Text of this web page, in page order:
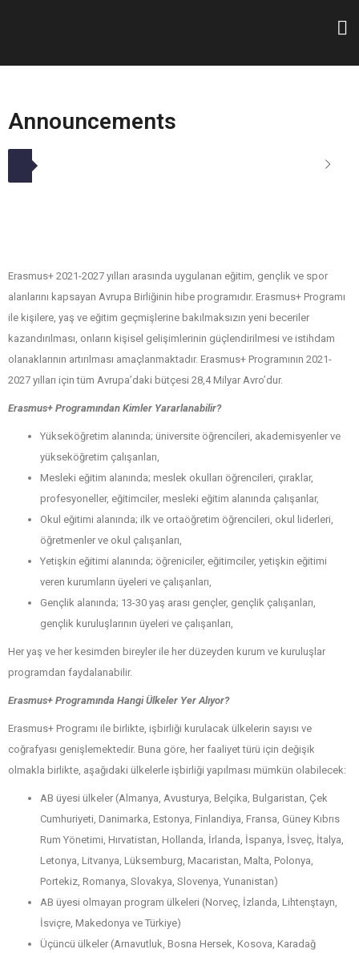
Announcements
Erasmus+ 2021-2027 yılları arasında uygulanan eğitim, gençlik ve spor
alanlarını kapsayan Avrupa Birliğinin hibe programıdır. Erasmus+ Programı
ile kişilere, yaş ve eğitim geçmişlerine bakılmaksızın yeni beceriler
kazandırılması, onların kişisel gelişimlerinin güçlendirilmesi ve istihdam
olanaklarının artırılması amaçlanmaktadır. Erasmus+ Programının 2021-
2027 yılları için tüm Avrupa’daki bütçesi 28,4 Milyar Avro’dur.
Erasmus+ Programından Kimler Yararlanabilir?
Yükseköğretim alanında; üniversite öğrencileri, akademisyenler ve
yükseköğretim çalışanları,
Mesleki eğitim alanında; meslek okulları öğrencileri, çıraklar,
profesyoneller, eğitimciler, mesleki eğitim alanında çalışanlar,
Okul eğitimi alanında; ilk ve ortaöğretim öğrencileri, okul liderleri,
öğretmenler ve okul çalışanları,
Yetişkin eğitimi alanında; öğreniciler, eğitimciler, yetişkin eğitimi
veren kurumların üyeleri ve çalışanları,
Gençlik alanında; 13-30 yaş arası gençler, gençlik çalışanları,
gençlik kuruluşlarının üyeleri ve çalışanları,
Her yaş ve her kesimden bireyler ile her düzeyden kurum ve kuruluşlar
programdan faydalanabilir.
Erasmus+ Programında Hangi Ülkeler Yer Alıyor?
Erasmus+ Programı ile birlikte, işbirliği kurulacak ülkelerin sayısı ve
coğrafyası genişlemektedir. Buna göre, her faaliyet türü için değişik
olmakla birlikte, aşağıdaki ülkelerle işbirliği yapılması mümkün olabilecek:
AB üyesi ülkeler (Almanya, Avusturya, Belçika, Bulgaristan, Çek
Cumhuriyeti, Danimarka, Estonya, Finlandiya, Fransa, Güney Kıbrıs
Rum Yönetimi, Hırvatistan, Hollanda, İrlanda, İspanya, İsveç, İtalya,
Letonya, Litvanya, Lüksemburg, Macaristan, Malta, Polonya,
Portekiz, Romanya, Slovakya, Slovenya, Yunanistan)
AB üyesi olmayan program ülkeleri (Norveç, İzlanda, Lihtenştayn,
İsviçre, Makedonya ve Türkiye)
Üçüncü ülkeler (Arnavutluk, Bosna Hersek, Kosova, Karadağ